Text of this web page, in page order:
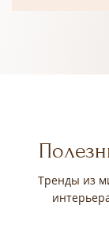
Тренды из